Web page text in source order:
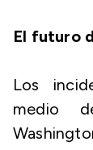
El futuro
Los
medio